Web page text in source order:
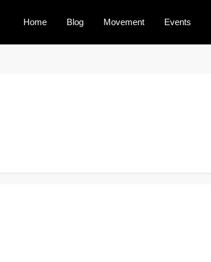
Home Blog Movement Events